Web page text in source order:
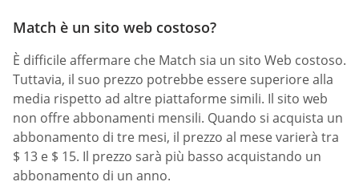
Match è un sito web costoso?
È difficile affermare che Match sia un sito Web costoso.
Tuttavia, il suo prezzo potrebbe essere superiore alla
media rispetto ad altre piattaforme simili. Il sito web
non offre abbonamenti mensili. Quando si acquista un
abbonamento di tre mesi, il prezzo al mese varierà tra
$ 13 e $ 15. Il prezzo sarà più basso acquistando un
abbonamento di un anno.